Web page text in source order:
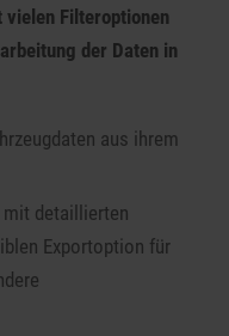
Filteroptionen
der Daten in
aus ihrem
mit detaillierten
Exportoption für